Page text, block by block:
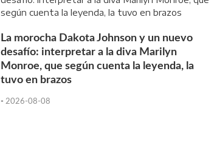
La morocha Dakota Johnson y un nuevo
desafío: interpretar a la diva Marilyn
Monroe, que según cuenta la leyenda, la
tuvo en brazos
- 2026-08-08